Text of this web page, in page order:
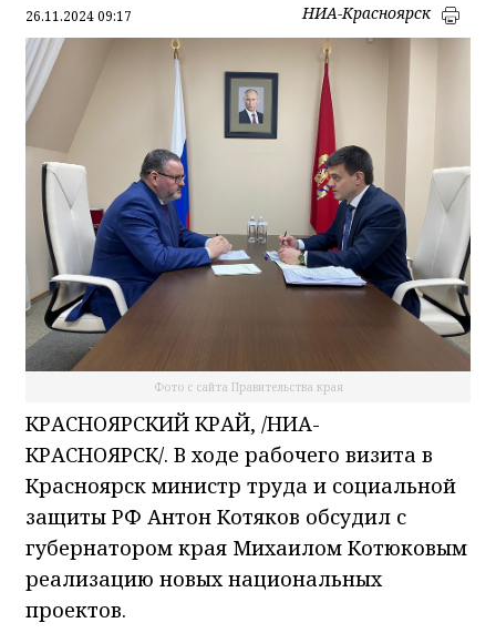
26.11.2024 09:17 НИА-Красноярск
Фото с сайта Правительства края
КРАСНОЯРСКИЙ КРАЙ, /НИА-
КРАСНОЯРСК/. В ходе рабочего визита в
Красноярск министр труда и социальной
защиты РФ Антон Котяков обсудил с
губернатором края Михаилом Котюковым
реализацию новых национальных
проектов.